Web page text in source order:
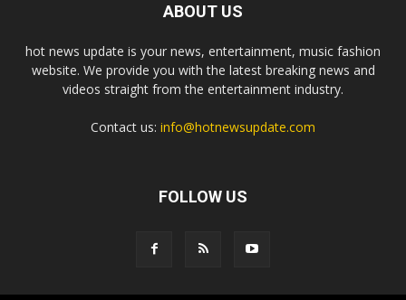
ABOUT US
hot news update is your news, entertainment, music fashion
website. We provide you with the latest breaking news and
videos straight from the entertainment industry.
Contact us: info@hotnewsupdate.com
FOLLOW US